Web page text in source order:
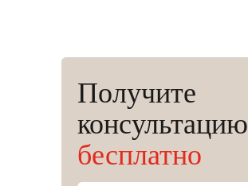
Получите
консультацию
бесплатно